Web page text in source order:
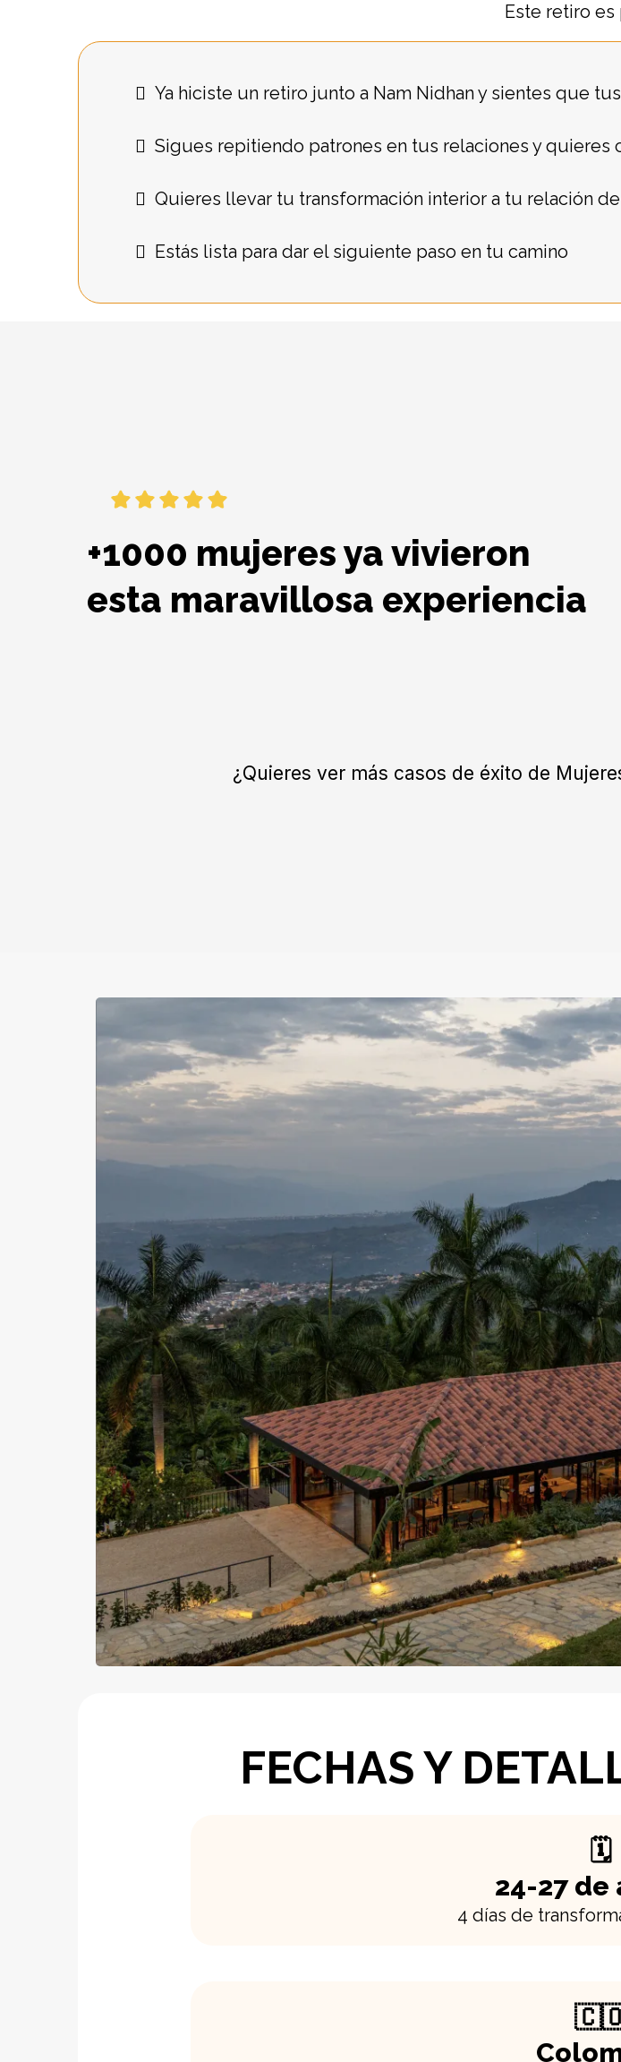
Este retiro es
Ya hiciste un retiro junto a Nam Nidhan y sientes que
Sigues repitiendo patrones en tus relaciones y quieres
Quieres llevar tu transformación interior a tu relación
Estás lista para dar el siguiente paso en tu camino
+1000 mujeres ya vivieron
esta maravillosa experiencia
¿Quieres ver más casos de éxito de
FECHAS Y
🗓️
24-27 de
4 días de